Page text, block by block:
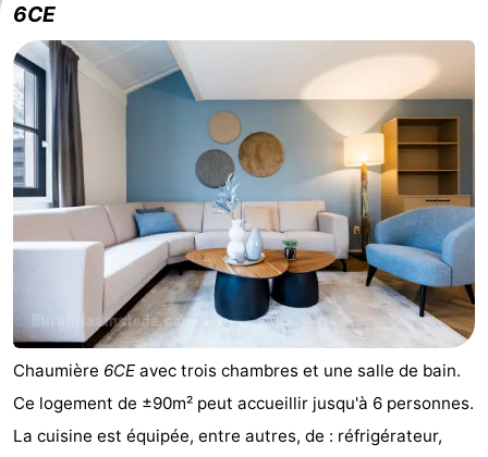
Rockanje
Zeeland
Schouwen-
Duiveland
-
Brouwershaven
-
Bruinisse
-
Oosterschelde
Burgh
Haamstede
-
Nature
Walcheren
6CE
Chaumière 6CE avec trois chambres et une salle de bain.
Ce logement de ±90m² peut accueillir jusqu'à 6 personnes.
La cuisine est équipée, entre autres, de : réfrigérateur,